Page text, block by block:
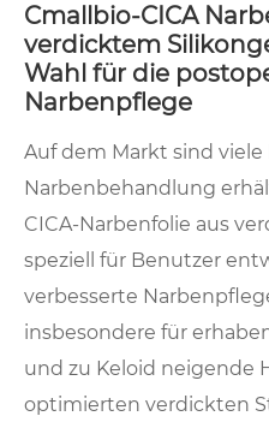
Cmallbio-CICA
verdicktem
Wahl für die
Narbenpflege
Auf dem Markt sind
Narbenbehandlung
CICA-Narbenfolie aus
speziell für Benutzer
verbesserte
insbesondere für
und zu Keloid neigende
optimierten verdickten